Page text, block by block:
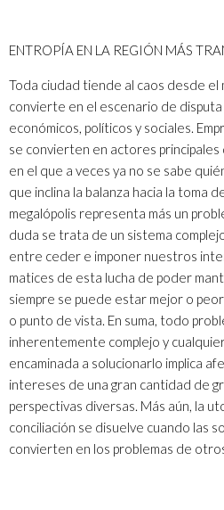
ENTROPÍA EN LA REGIÓN MÁS
Toda ciudad tiende al caos desde el
convierte en el escenario de
económicos, políticos y sociales.
se convierten en actores
en el que a veces ya no se sabe
que inclina la balanza hacia la toma
megalópolis representa más un
duda se trata de un sistema
entre ceder e imponer nuestros
matices de esta lucha de poder
siempre se puede estar mejor o
o punto de vista. En suma, todo
inherentemente complejo y
encaminada a solucionarlo implica
intereses de una gran cantidad de
perspectivas diversas. Más aún, la
conciliación se disuelve cuando las
convierten en los problemas de